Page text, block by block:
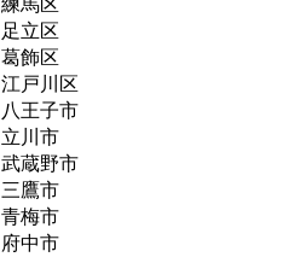
足立区
葛飾区
江戸川区
八王子市
立川市
武蔵野市
三鷹市
青梅市
府中市